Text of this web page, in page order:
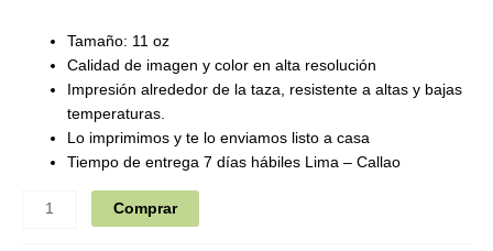
Tamaño: 11 oz
Calidad de imagen y color en alta resolución
Impresión alrededor de la taza, resistente a altas y bajas
temperaturas.
Lo imprimimos y te lo enviamos listo a casa
Tiempo de entrega 7 días hábiles Lima – Callao
Comprar